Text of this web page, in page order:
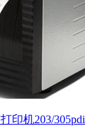
印机203/305pdi